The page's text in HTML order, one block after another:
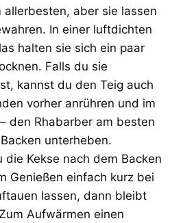
allerbesten, aber sie lassen
In einer luftdichten
halten sie sich ein paar
Falls du sie
kannst du den Teig auch
vorher anrühren und im
den Rhabarber am besten
unterheben.
die Kekse nach dem Backen
Genießen einfach kurz bei
lassen, dann bleibt
Aufwärmen einen